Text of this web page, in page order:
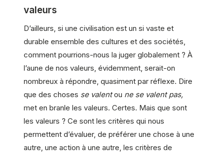
valeurs
D’ailleurs, si une civilisation est un si vaste et
durable ensemble des cultures et des sociétés,
comment pourrions-nous la juger globalement ? À
l’aune de nos valeurs, évidemment, serait-on
nombreux à répondre, quasiment par réflexe. Dire
que des choses se valentou ne se valent pas,
met en branle les valeurs. Certes. Mais que sont
les valeurs ? Ce sont les critères qui nous
permettent d’évaluer, de préférer une chose à une
autre, une action à une autre, les critères de